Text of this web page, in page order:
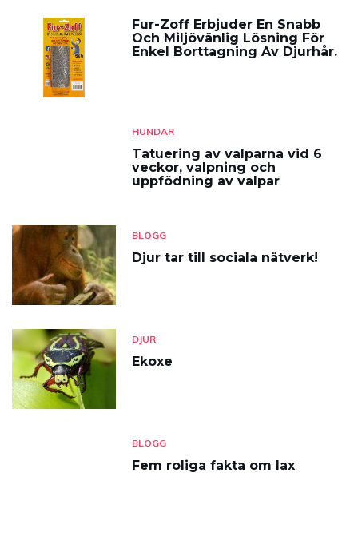
Fur-Zoff Erbjuder En Snabb
Och Miljövänlig Lösning För
Enkel Borttagning Av Djurhår.
HUNDAR
Tatuering av valparna vid 6
veckor, valpning och
uppfödning av valpar
BLOGG
Djur tar till sociala nätverk!
DJUR
Ekoxe
BLOGG
Fem roliga fakta om lax